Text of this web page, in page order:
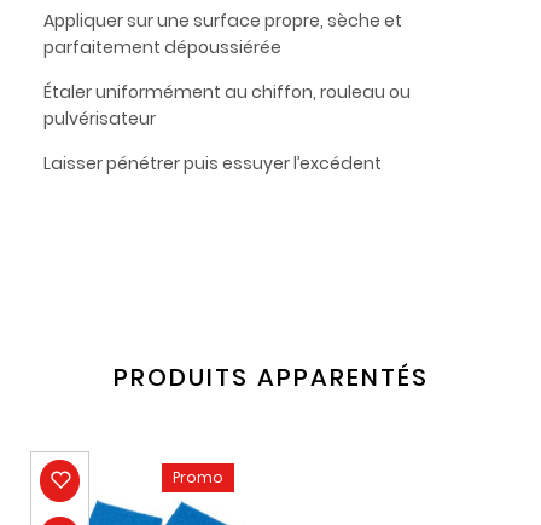
Appliquer sur une surface propre, sèche et
parfaitement dépoussiérée
Étaler uniformément au chiffon, rouleau ou
pulvérisateur
Laisser pénétrer puis essuyer l’excédent
PRODUITS APPARENTÉS
Promo